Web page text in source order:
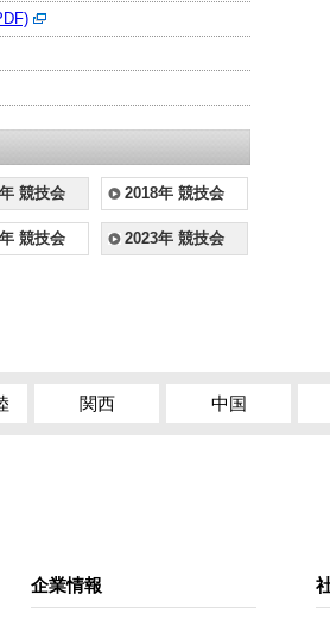
競技会 2018年 競技会
競技会 2023年 競技会
関西 中国
企業情報